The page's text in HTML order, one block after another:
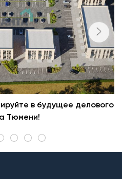
в будущее делового
Тюмени!